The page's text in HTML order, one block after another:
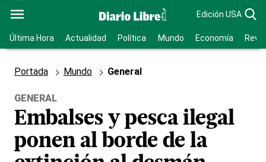
Edición USA
Última Hora Actualidad Política Mundo Economía
Portada Mundo General
GENERAL
Embalses y pesca ilegal
ponen al borde de la